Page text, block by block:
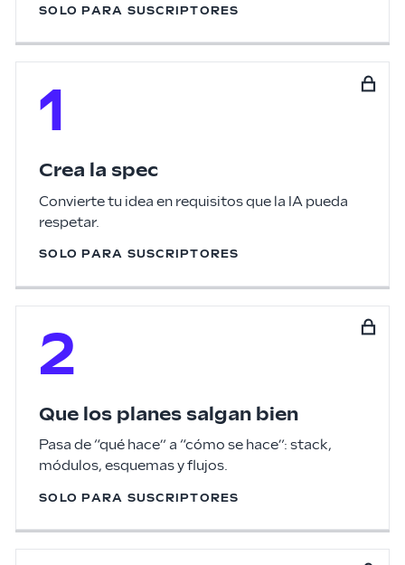
SOLO PARA SUSCRIPTORES
1
Crea la spec
Convierte tu idea en requisitos que la IA pueda
respetar.
SOLO PARA SUSCRIPTORES
2
Que los planes salgan bien
Pasa de “qué hace” a “cómo se hace”: stack,
módulos, esquemas y flujos.
SOLO PARA SUSCRIPTORES